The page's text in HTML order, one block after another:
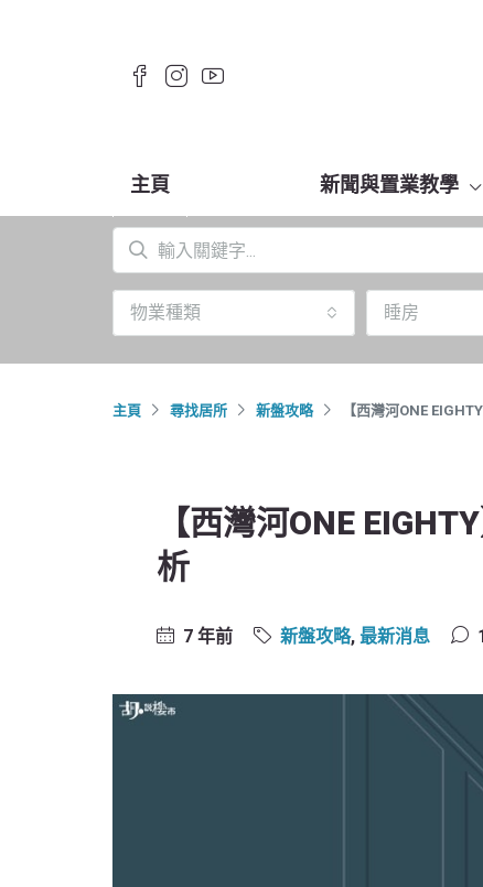
主頁 新聞與置業教學
物業種類 睡房
主頁 尋找居所 新盤攻略 【西灣河ONE
【西灣河ONE
析
7 年前 新盤攻略, 最新消息